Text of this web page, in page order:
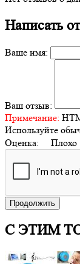
Написать
Ваше имя:
Ваш отзыв:
Примечание:
Используйте
Оценка: Плохо
Продолжить
С ЭТИМ